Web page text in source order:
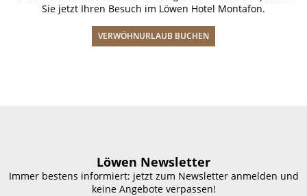
Sie jetzt Ihren Besuch im Löwen Hotel Montafon.
VERWÖHNURLAUB BUCHEN
Löwen Newsletter
Immer bestens informiert: jetzt zum Newsletter anmelden und
keine Angebote verpassen!